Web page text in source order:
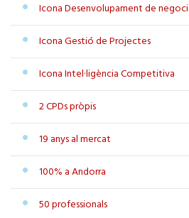
Icona Desenvolupament de negoci
Icona Gestió de Projectes
Icona Intel·ligència Competitiva
2 CPDs pròpis
19 anys al mercat
100% a Andorra
50 professionals